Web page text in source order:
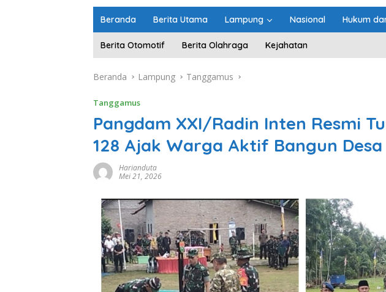
Beranda Berita Utama Lampung Nasional Hukum
Berita Otomotif Berita Olahraga Kejahatan
Beranda Lampung Tanggamus
Tanggamus
Pangdam XXI/Radin Inten Resmi
128 Ajak Warga Aktif Bangun Desa
Harianduta
Mei 21, 2026